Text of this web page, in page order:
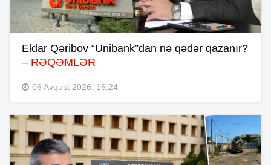
Eldar Qəribov “Unibank”dan nə qədər qazanır?
– RƏQƏMLƏR
06 Avqust 2026, 16:24